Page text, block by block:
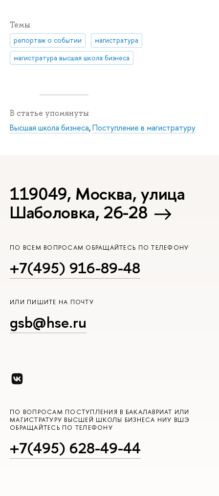
Темы
репортаж о событии
магистратура
магистратура высшая школа бизнеса
В статье упомянуты
Высшая школа бизнеса,Поступление в магистратуру
119049, Москва, улица
Шаболовка, 26-28
ПО ВСЕМ ВОПРОСАМ ОБРАЩАЙТЕСЬ ПО ТЕЛЕФОНУ
+7(495) 916-89-48
ИЛИ ПИШИТЕ НА ПОЧТУ
gsb@hse.ru
ПО ВОПРОСАМ ПОСТУПЛЕНИЯ В БАКАЛАВРИАТ ИЛИ
МАГИСТРАТУРУ ВЫСШЕЙ ШКОЛЫ БИЗНЕСА НИУ ВШЭ
ОБРАЩАЙТЕСЬ ПО ТЕЛЕФОНУ
+7(495) 628-49-44